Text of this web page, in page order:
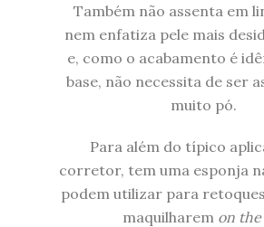
Também não assenta em
nem enfatiza pele mais
e, como o acabamento é
base, não necessita de ser
muito pó.
Para além do típico
corretor, tem uma esponja
podem utilizar para
maquilharem on the